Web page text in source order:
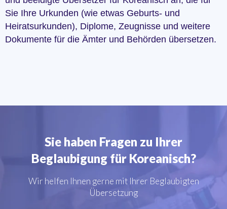
Sie Ihre Urkunden (wie etwas Geburts- und
Heiratsurkunden), Diplome, Zeugnisse und weitere
Dokumente für die Ämter und Behörden übersetzen.
Sie haben Fragen zu Ihrer
Beglaubigung für Koreanisch?
Wir helfen Ihnen gerne mit Ihrer Beglaubigten
Übersetzung